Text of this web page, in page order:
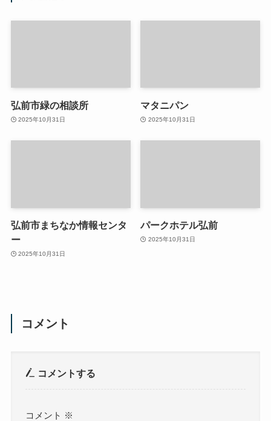
弘前市緑の相談所
2025年10月31日
マタニパン
2025年10月31日
弘前市まちなか情報センタ
ー
2025年10月31日
パークホテル弘前
2025年10月31日
コメント
コメントする
コメント ※